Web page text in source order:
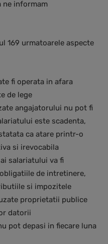
ne informam
169 urmatoarele aspecte
fi operata in afara
de lege
angajatorului nu pot fi
este scadenta,
ca atare printr-o
si irevocabila
salariatului va fi
de intretinere,
si impozitele
proprietatii publice
datorii
pot depasi in fiecare luna